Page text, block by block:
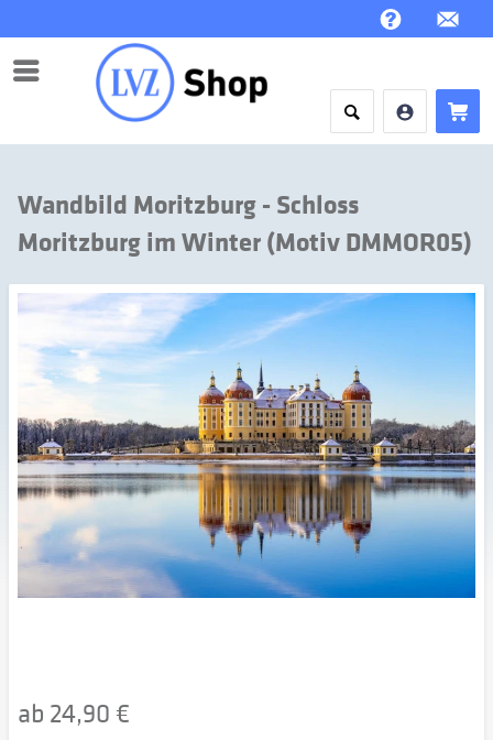
Menü
Wandbild Moritzburg - Schloss
Moritzburg im Winter (Motiv DMMOR05)
ab 24,90 €